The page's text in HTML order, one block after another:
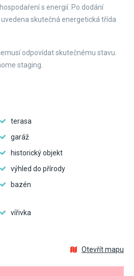
s energií. Po dodání
skutečná energetická třída
odpovídat skutečnému stavu.
staging.
terasa
garáž
historický objekt
výhled do přírody
bazén
vířivka
Otevřít mapu